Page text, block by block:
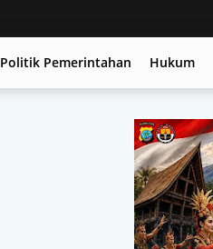
Politik Pemerintahan Hukum